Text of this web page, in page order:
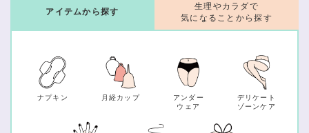
アイテムから探す
ナプキン 月経カップ
アンダー
ウェア
デリケート
ゾーンケア
生理やカラダで
気になることから探す